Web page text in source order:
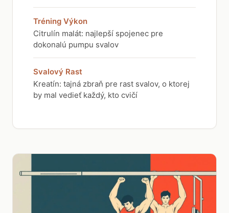
Tréning Výkon
Citrulín malát: najlepší spojenec pre
dokonalú pumpu svalov
Svalový Rast
Kreatín: tajná zbraň pre rast svalov, o ktorej
by mal vedieť každý, kto cvičí